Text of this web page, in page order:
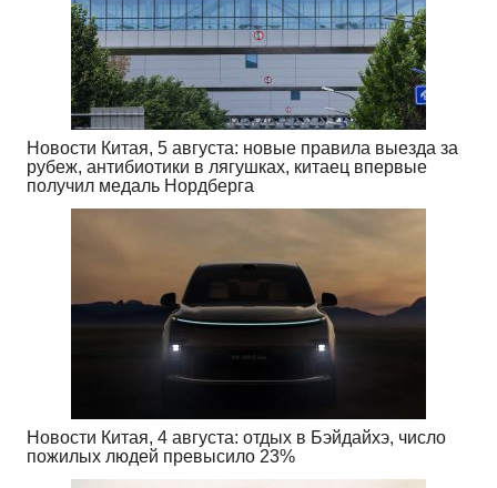
Новости Китая, 5 августа: новые правила выезда за
рубеж, антибиотики в лягушках, китаец впервые
получил медаль Нордберга
Новости Китая, 4 августа: отдых в Бэйдайхэ, число
пожилых людей превысило 23%